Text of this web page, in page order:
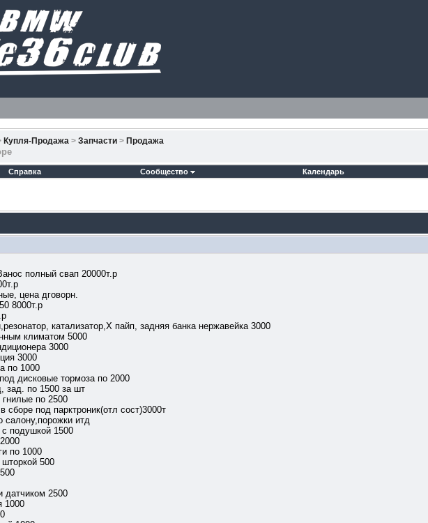
Купля-Продажа >Запчасти > Продажа
Справка Сообщество Календарь
полный свап 20000т.р
цена дговорн.
8000т.р
катализатор,Х пайп, задняя банка нержавейка 3000
климатом 5000
3000
3000
по 1000
дисковые тормоза по 2000
зад. по 1500 за шт
по 2500
сборе под парктроник(отл сост)3000т
салону,порожки итд
подушкой 1500
по 1000
500
датчиком 2500
1000